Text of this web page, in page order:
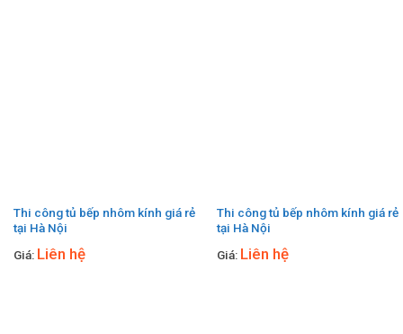
Thi công tủ bếp nhôm kính giá rẻ
tại Hà Nội
Giá: Liên hệ
Thi công tủ bếp nhôm kính giá rẻ
tại Hà Nội
Giá: Liên hệ